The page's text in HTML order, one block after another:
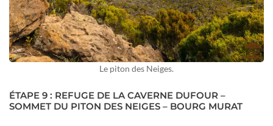
Le piton des Neiges.
ÉTAPE 9 : REFUGE DE LA CAVERNE DUFOUR –
SOMMET DU PITON DES NEIGES – BOURG MURAT